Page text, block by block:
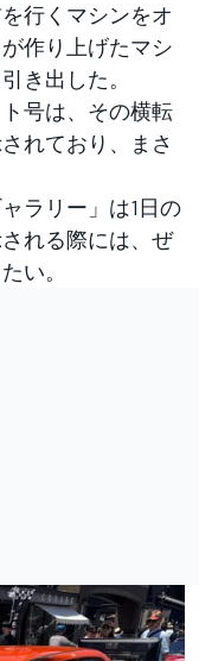
行くマシンをオ
作り上げたマシ
き出した。
号は、その横転
れており、まさ
ラリー」は1日の
れる際には、ぜ
い。